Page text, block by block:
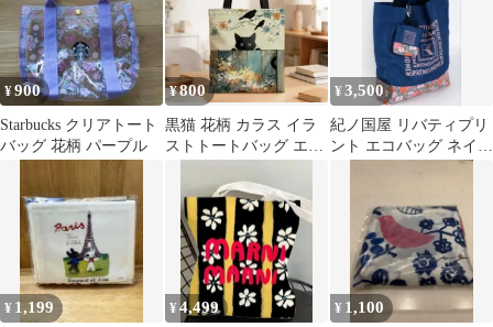
¥900
Starbucks クリアトート
バッグ 花柄 パープル
¥800
黒猫 花柄 カラス イラ
ストトートバッグ エコ
¥3,500
紀ノ国屋 リバティプリ
ント エコバッグ ネイビ
ー❤新品未開封❤ギフ
¥ 1,199 ¥4,499 ¥ 1,100